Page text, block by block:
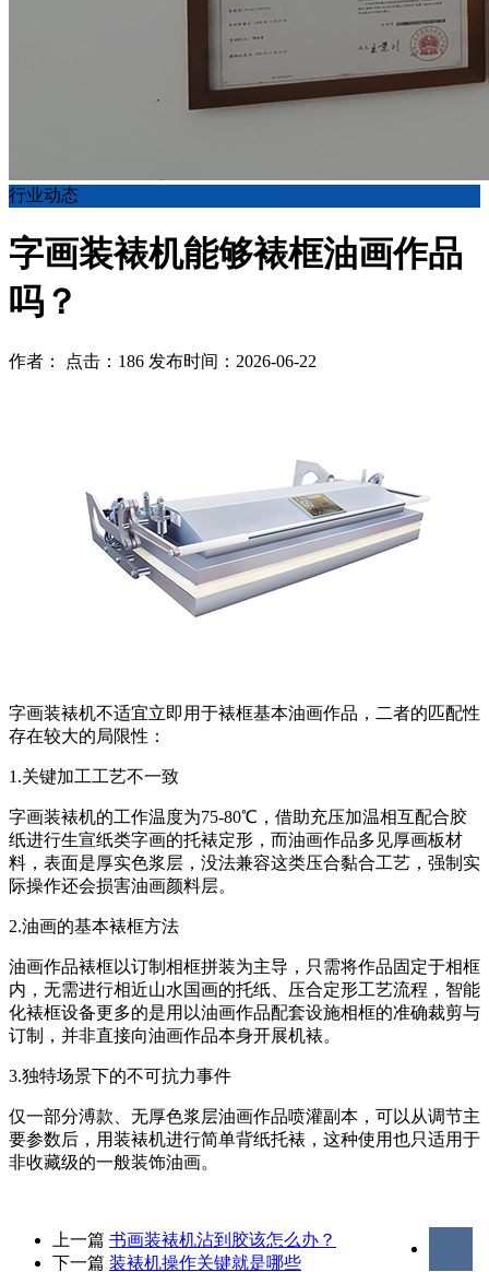
行业动态
字画装裱机能够裱框油画作品
吗？
作者： 点击：186 发布时间：2026-06-22
字画装裱机不适宜立即用于裱框基本油画作品，二者的匹配性
存在较大的局限性：
1.关键加工工艺不一致
字画装裱机的工作温度为75-80℃，借助充压加温相互配合胶
纸进行生宣纸类字画的托裱定形，而油画作品多见厚画板材
料，表面是厚实色浆层，没法兼容这类压合黏合工艺，强制实
际操作还会损害油画颜料层。
2.油画的基本裱框方法
油画作品裱框以订制相框拼装为主导，只需将作品固定于相框
内，无需进行相近山水国画的托纸、压合定形工艺流程，智能
化裱框设备更多的是用以油画作品配套设施相框的准确裁剪与
订制，并非直接向油画作品本身开展机裱。
3.独特场景下的不可抗力事件
仅一部分溥款、无厚色浆层油画作品喷灌副本，可以从调节主
要参数后，用装裱机进行简单背纸托裱，这种使用也只适用于
非收藏级的一般装饰油画。
上一篇 书画装裱机沾到胶该怎么办？
下一篇 装裱机操作关键就是哪些